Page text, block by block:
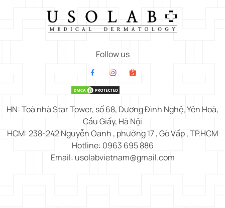
Follow us
HN: Toà nhà Star Tower, số 68, Dương Đình Nghệ, Yên Hoà,
Cầu Giấy, Hà Nội
HCM: 238-242 Nguyễn Oanh , phường 17 , Gò Vấp , TP.HCM
Hotline: 0963 695 886
Email: usolabvietnam@gmail.com